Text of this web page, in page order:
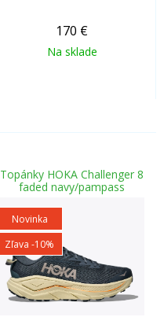
170 €
Na sklade
Topánky HOKA Challenger 8
faded navy/pampass
Novinka
Zľava -10%